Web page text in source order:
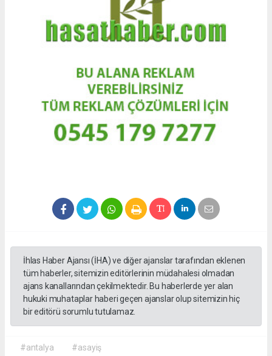
İhlas Haber Ajansı (İHA) ve diğer ajanslar tarafından eklenen
tüm haberler, sitemizin editörlerinin müdahalesi olmadan
ajans kanallarından çekilmektedir. Bu haberlerde yer alan
hukuki muhataplar haberi geçen ajanslar olup sitemizin hiç
bir editörü sorumlu tutulamaz.
#antalya #asayiş